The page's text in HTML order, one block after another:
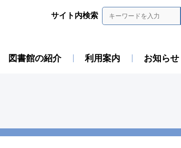
サイト内検索
図書館の紹介 利用案内 お知らせ